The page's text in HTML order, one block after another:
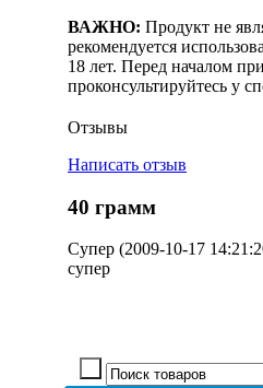
ВАЖНО: Продукт не
рекомендуется
18 лет. Перед началом
проконсультируйтесь у
Отзывы
Написать отзыв
40 грамм
Супер (2009-10-17
супер